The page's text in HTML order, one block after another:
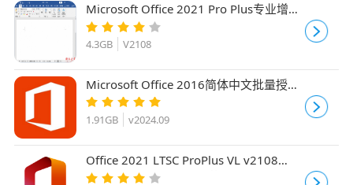
Microsoft Office 2021 Pro Plus专业增强
版 V2108 离线镜像 中文正式零售版
4.3GB V2108
Microsoft Office 2016简体中文批量授权
版 v2024.09 专业增强版
1.91GB v2024.09
Office 2021 LTSC ProPlus VL v2108
Build14334.20670 中/英文专业增强版